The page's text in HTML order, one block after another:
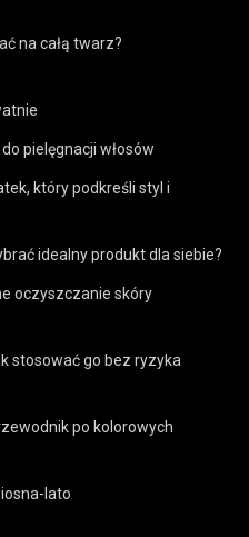
na całą twarz?
pielęgnacji włosów
który podkreśli styl i
idealny produkt dla siebie?
oczyszczanie skóry
stosować go bez ryzyka
po kolorowych
lato